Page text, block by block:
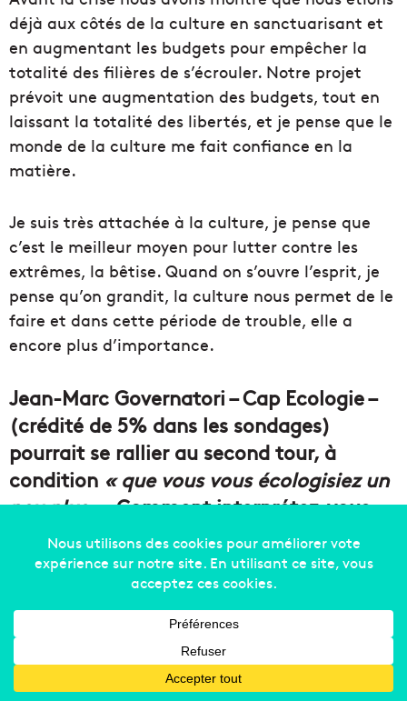
déjà aux côtés de la culture en sanctuarisant et
en augmentant les budgets pour empêcher la
totalité des filières de s’écrouler. Notre projet
prévoit une augmentation des budgets, tout en
laissant la totalité des libertés, et je pense que le
monde de la culture me fait confiance en la
matière.
Je suis très attachée à la culture, je pense que
c’est le meilleur moyen pour lutter contre les
extrêmes, la bêtise. Quand on s’ouvre l’esprit, je
pense qu’on grandit, la culture nous permet de le
faire et dans cette période de trouble, elle a
encore plus d’importance.
Jean-Marc Governatori – Cap Ecologie –
(crédité de 5% dans les sondages)
pourrait se rallier au second tour, à
condition « que vous vous écologisiez un
peu plus ».Comment interprétez-vous
cette condition ?
Ça veut dire déjà que je suis acceptable à ses
yeux, c’est pas mal. C’est une main tendue.
J’aime écouter, échanger, et quand on m’apporte
des solutions complémentaires intelligentes, je
les prends volontiers, j’ai toujours fait ça toute